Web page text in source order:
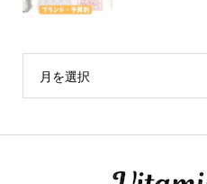
月を選択